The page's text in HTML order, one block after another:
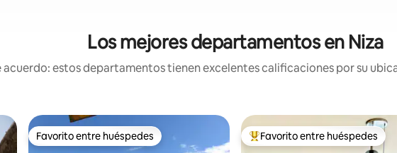
Los mejores departamentos en Niza
acuerdo: estos departamentos tienen excelentes calificaciones por su
Favorito entre huéspedes
Favorito entre huéspedes De los mejores en Favorito entre
Favorito entre huéspedes